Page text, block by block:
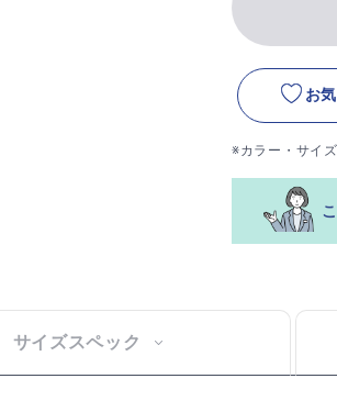
お
※カラー・サイ
サイズスペック